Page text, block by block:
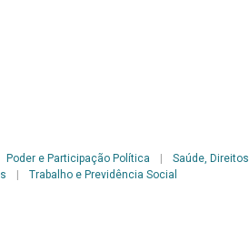
Poder e Participação Política
Saúde, Direitos
Trabalho e Previdência Social